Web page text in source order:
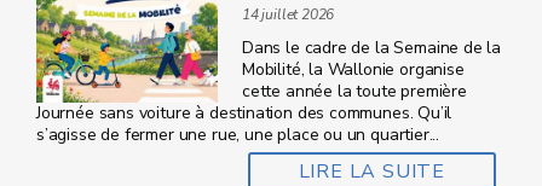
14 juillet 2026
Dans le cadre de la Semaine de la
Mobilité, la Wallonie organise
cette année la toute première
Journée sans voiture à destination des communes. Qu’il
s’agisse de fermer une rue, une place ou un quartier...
LIRE LA SUITE